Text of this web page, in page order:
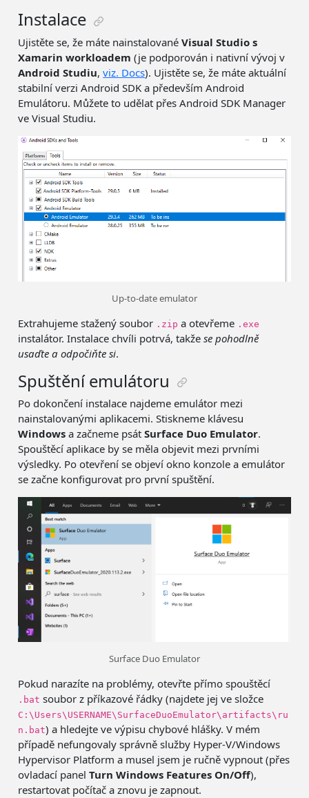
Instalace
Ujistěte se, že máte nainstalovanéVisual Studio s
Xamarin workloadem (je podporován i nativní vývoj v
Android Studiu,viz. Docs). Ujistěte se, že máte aktuální
stabilní verzi Android SDK a především Android
Emulátoru. Můžete to udělat přes Android SDK Manager
ve Visual Studiu.
Up-to-date emulator
Extrahujeme stažený soubor .zip a otevřeme .exe
instalátor. Instalace chvíli potrvá, takžese pohodlně
usaďte a odpočiňte si.
Spuštění emulátoru
Po dokončení instalace najdeme emulátor mezi
nainstalovanými aplikacemi. Stiskneme klávesu
Windows a začneme psátSurface Duo Emulator.
Spouštěcí aplikace by se měla objevit mezi prvními
výsledky. Po otevření se objeví okno konzole a emulátor
se začne konfigurovat pro první spuštění.
Surface Duo Emulator
Pokud narazíte na problémy, otevřte přímo spouštěcí
.bat soubor z příkazové řádky (najdete jej ve složce
C:\Users\USERNAME\SurfaceDuoEmulator\artifacts\ru
n.bat) a hledejte ve výpisu chybové hlášky. V mém
případě nefungovaly správně služby Hyper-V/Windows
Hypervisor Platform a musel jsem je ručně vypnout (přes
ovladací panelTurn Windows Features On/Off),
restartovat počítač a znovu je zapnout.